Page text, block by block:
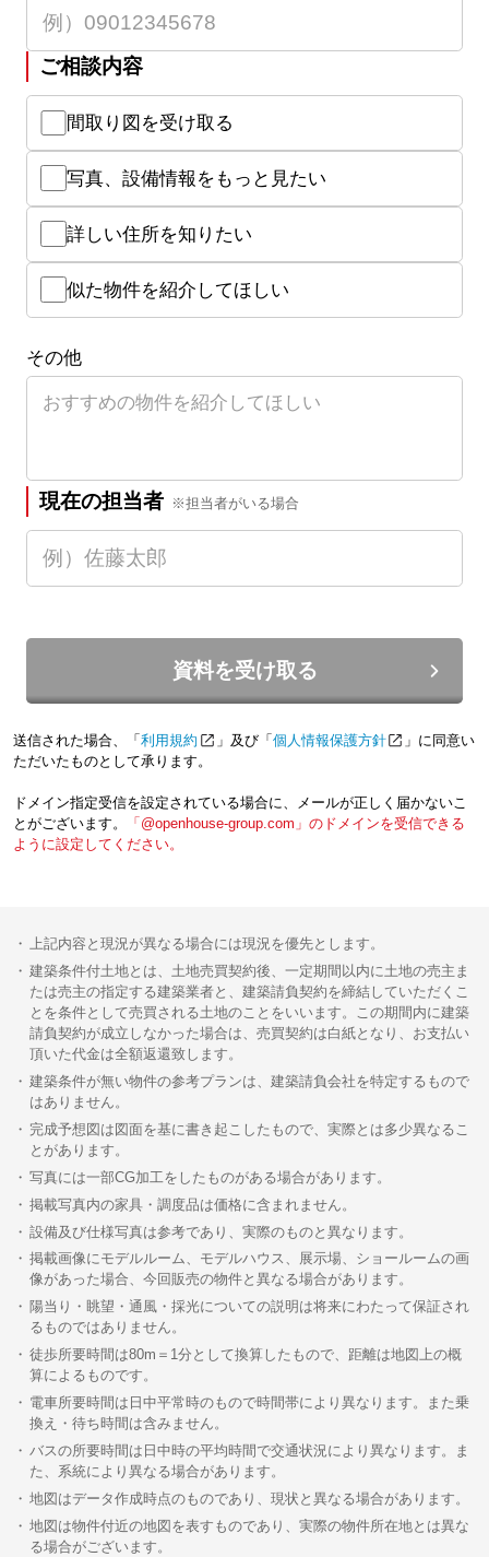
ご相談内容
間取り図を受け取る
写真、設備情報をもっと見たい
詳しい住所を知りたい
似た物件を紹介してほしい
その他
現在の担当者 ※担当者がいる場合
資料を受け取る
送信された場合、「 利用規約 」及び「 個人情報保護方針
」に同意い
ただいたものとして承ります。
ドメイン指定受信を設定されている場合に、メールが正しく届かないこ
とがございます。
「@openhouse-group.com」のドメインを受信できる
ように設定してください。
上記内容と現況が異なる場合には現況を優先とします。
建築条件付土地とは、土地売買契約後、一定期間以内に土地の売主ま
たは売主の指定する建築業者と、建築請負契約を締結していただくこ
とを条件として売買される土地のことをいいます。この期間内に建築
請負契約が成立しなかった場合は、売買契約は白紙となり、お支払い
頂いた代金は全額返還致します。
建築条件が無い物件の参考プランは、建築請負会社を特定するもので
はありません。
完成予想図は図面を基に書き起こしたもので、実際とは多少異なるこ
とがあります。
写真には一部CG加工をしたものがある場合があります。
掲載写真内の家具・調度品は価格に含まれません。
設備及び仕様写真は参考であり、実際のものと異なります。
掲載画像にモデルルーム、モデルハウス、展示場、ショールームの画
像があった場合、今回販売の物件と異なる場合があります。
陽当り・眺望・通風・採光についての説明は将来にわたって保証され
るものではありません。
徒歩所要時間は80m＝1分として換算したもので、距離は地図上の概
算によるものです。
電車所要時間は日中平常時のもので時間帯により異なります。また乗
換え・待ち時間は含みません。
バスの所要時間は日中時の平均時間で交通状況により異なります。ま
た、系統により異なる場合があります。
地図はデータ作成時点のものであり、現状と異なる場合があります。
地図は物件付近の地図を表すものであり、実際の物件所在地とは異な
る場合がございます。